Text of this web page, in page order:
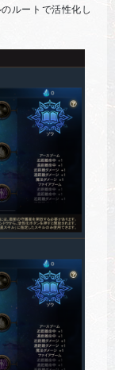
ルートで活性化し